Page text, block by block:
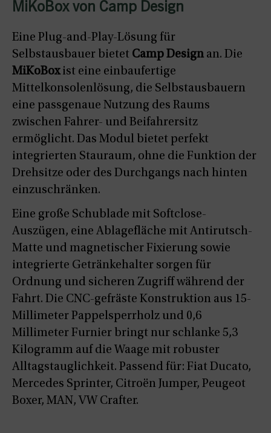
MiKoBox von Camp Design
Eine Plug-and-Play-Lösung für
Selbstausbauer bietet Camp Design an. Die
MiKoBoxist eine einbaufertige
Mittelkonsolenlösung, die Selbstausbauern
eine passgenaue Nutzung des Raums
zwischen Fahrer- und Beifahrersitz
ermöglicht. Das Modul bietet perfekt
integrierten Stauraum, ohne die Funktion der
Drehsitze oder des Durchgangs nach hinten
einzuschränken.
Eine große Schublade mit Softclose-
Auszügen, eine Ablagefläche mit Antirutsch-
Matte und magnetischer Fixierung sowie
integrierte Getränkehalter sorgen für
Ordnung und sicheren Zugriff während der
Fahrt. Die CNC-gefräste Konstruktion aus 15-
Millimeter Pappelsperrholz und 0,6
Millimeter Furnier bringt nur schlanke 5,3
Kilogramm auf die Waage mit robuster
Alltagstauglichkeit. Passend für: Fiat Ducato,
Mercedes Sprinter, Citroën Jumper, Peugeot
Boxer, MAN, VW Crafter.